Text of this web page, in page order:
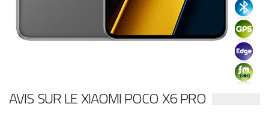
AVIS SUR LE XIAOMI POCO X6 PRO